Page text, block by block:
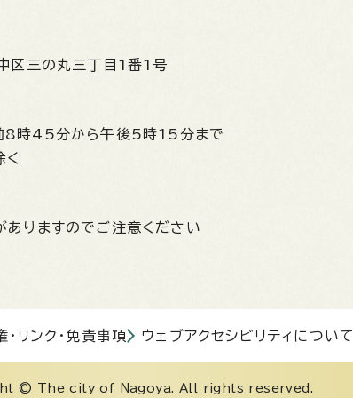
区三の丸三丁目1番1号
8時45分から午後5時15分まで
く
りますのでご注意ください
・リンク・免責事項 ウェブアクセシビリティについて
© The city of Nagoya. All rights reserved.